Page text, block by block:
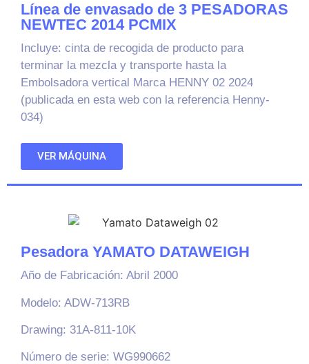
Línea de envasado de 3 PESADORAS
NEWTEC 2014 PCMIX
Incluye: cinta de recogida de producto para
terminar la mezcla y transporte hasta la
Embolsadora vertical Marca HENNY 02 2024
(publicada en esta web con la referencia Henny-
034)
VER MÁQUINA
Pesadora YAMATO DATAWEIGH
Año de Fabricación: Abril 2000
Modelo: ADW-713RB
Drawing: 31A-811-10K
Número de serie: WG990662